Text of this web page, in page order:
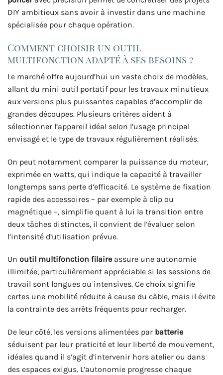
DIY ambitieux sans avoir à investir dans une machine
spécialisée pour chaque opération.
Comment choisir un outil
multifonction adapté à ses besoins ?
Le marché offre aujourd’hui un vaste choix de modèles,
allant du mini outil portatif pour les travaux minutieux
aux versions plus puissantes capables d’accomplir de
grandes découpes. Plusieurs critères aident à
sélectionner l’appareil idéal selon l’usage principal
envisagé et le type de travaux régulièrement réalisés.
On peut notamment comparer la puissance du moteur,
exprimée en watts, qui indique la capacité à travailler
longtemps sans perte d’efficacité. Le système de fixation
rapide des accessoires – par exemple à clip ou
magnétique –, simplifie quant à lui la transition entre
deux tâches distinctes, il convient de l’évaluer selon
l’intensité d’utilisation prévue.
Un outil multifonction filaire assure une autonomie
illimitée, particulièrement appréciable si les sessions de
travail sont longues ou intensives. Ce choix signifie
certes une mobilité réduite à cause du câble, mais il évite
la contrainte des arrêts fréquents pour recharger.
De leur côté, les versions alimentées par batterie
séduisent par leur praticité et leur liberté de mouvement,
idéales quand il s’agit d’intervenir hors atelier ou dans
des espaces exigus. L’autonomie progresse chaque